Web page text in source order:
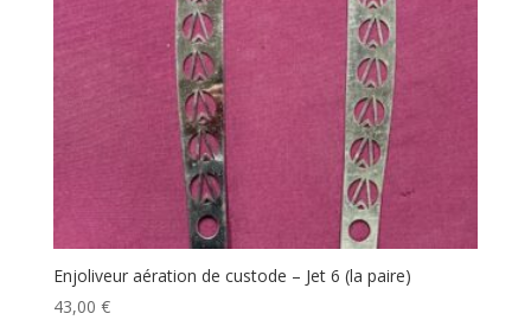
Enjoliveur aération de custode – Jet 6 (la paire)
43,00 €